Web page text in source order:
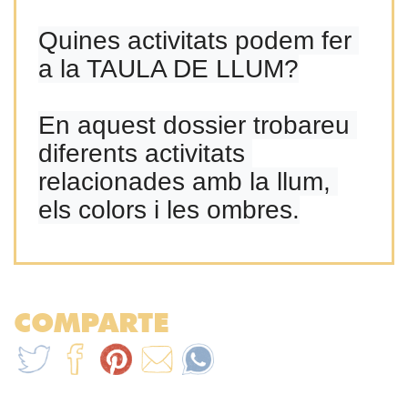
Quines activitats podem fer
a la TAULA DE LLUM?
En aquest dossier trobareu
diferents activitats
relacionades amb la llum,
els colors i les ombres.
COMPARTE